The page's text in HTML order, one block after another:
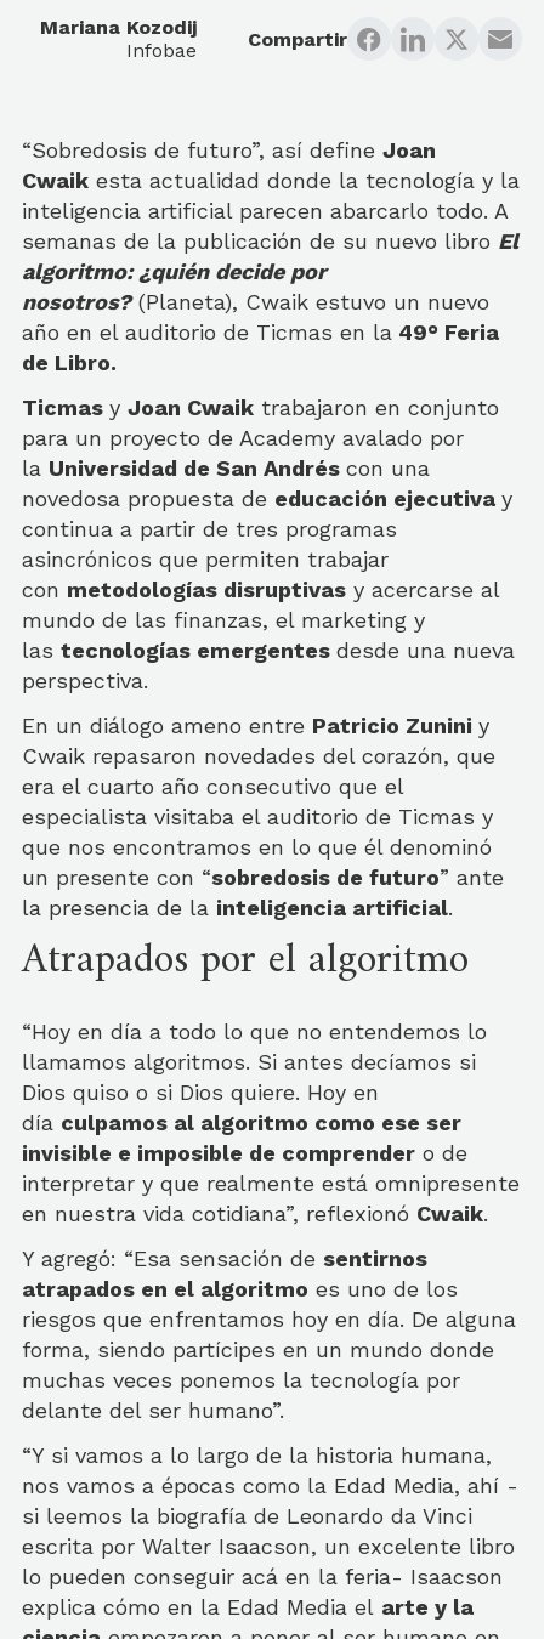
Mariana Kozodij
Infobae
Compartir
“Sobredosis de futuro”, así define Joan
Cwaik esta actualidad donde la tecnología y la
inteligencia artificial parecen abarcarlo todo. A
semanas de la publicación de su nuevo libro El
algoritmo: ¿quién decide por
nosotros?(Planeta), Cwaik estuvo un nuevo
año en el auditorio de Ticmas en la 49° Feria
de Libro.
Ticmas y Joan Cwaik trabajaron en conjunto
para un proyecto de Academy avalado por
la Universidad de San Andrés con una
novedosa propuesta de educación ejecutiva y
continua a partir de tres programas
asincrónicos que permiten trabajar
con metodologías disruptivas y acercarse al
mundo de las finanzas, el marketing y
las tecnologías emergentes desde una nueva
perspectiva.
En un diálogo ameno entre Patricio Zunini y
Cwaik repasaron novedades del corazón, que
era el cuarto año consecutivo que el
especialista visitaba el auditorio de Ticmas y
que nos encontramos en lo que él denominó
un presente con “sobredosis de futuro” ante
la presencia de la inteligencia artificial.
Atrapados por el algoritmo
“Hoy en día a todo lo que no entendemos lo
llamamos algoritmos. Si antes decíamos si
Dios quiso o si Dios quiere. Hoy en
día culpamos al algoritmo como ese ser
invisible e imposible de comprender o de
interpretar y que realmente está omnipresente
en nuestra vida cotidiana”, reflexionó Cwaik.
Y agregó: “Esa sensación de sentirnos
atrapados en el algoritmo es uno de los
riesgos que enfrentamos hoy en día. De alguna
forma, siendo partícipes en un mundo donde
muchas veces ponemos la tecnología por
delante del ser humano”.
“Y si vamos a lo largo de la historia humana,
nos vamos a épocas como la Edad Media, ahí -
si leemos la biografía de Leonardo da Vinci
escrita por Walter Isaacson, un excelente libro
lo pueden conseguir acá en la feria- Isaacson
explica cómo en la Edad Media el arte y la